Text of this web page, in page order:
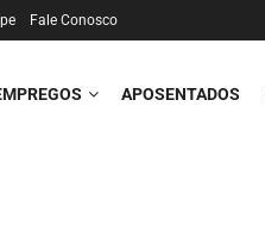
Fale Conosco
APOSENTADOS